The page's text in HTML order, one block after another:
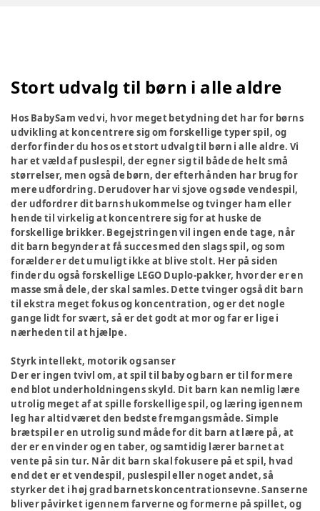
Stort udvalg til børn i alle aldre
Hos BabySam ved vi, hvor meget betydning det har for børns
udvikling at koncentrere sig om forskellige typer spil, og
derfor finder du hos os et stort udvalg til børn i alle aldre. Vi
har et væld af puslespil, der egner sig til både de helt små
størrelser, men også de børn, der efterhånden har brug for
mere udfordring. Derudover har vi sjove og søde vendespil,
der udfordrer dit barns hukommelse og tvinger ham eller
hende til virkelig at koncentrere sig for at huske de
forskellige brikker. Begejstringen vil ingen ende tage, når
dit barn begynder at få succes med den slags spil, og som
forælder er det umuligt ikke at blive stolt. Her på siden
finder du også forskellige LEGO Duplo-pakker, hvor der er en
masse små dele, der skal samles. Dette tvinger også dit barn
til ekstra meget fokus og koncentration, og er det nogle
gange lidt for svært, så er det godt at mor og far er lige i
nærheden til at hjælpe.
Styrk intellekt, motorik og sanser
Der er ingen tvivl om, at spil til baby og barn er til for mere
end blot underholdningens skyld. Dit barn kan nemlig lære
utrolig meget af at spille forskellige spil, og læring igennem
leg har altid været den bedste fremgangsmåde. Simple
brætspil er en utrolig sund måde for dit barn at lære på, at
der er en vinder og en taber, og samtidig lærer barnet at
vente på sin tur. Når dit barn skal fokusere på et spil, hvad
end det er et vendespil, puslespil eller noget andet, så
styrker det i høj grad barnets koncentrationsevne. Sanserne
bliver påvirket igennem farverne og formerne på spillet, og